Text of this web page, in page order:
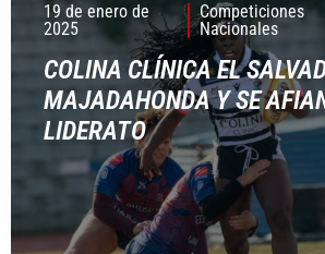
19 de enero de
2025
Competiciones
Nacionales
COLINA CLÍNICA EL
MAJADAHONDA Y SE
LIDERATO